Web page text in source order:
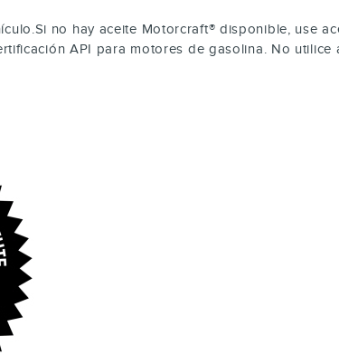
no hay aceite Motorcraft® disponible, use
API para motores de gasolina. No